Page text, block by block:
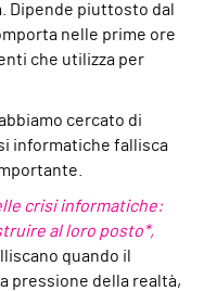
Dipende piuttosto dal
nelle prime ore
che utilizza per
cercato di
informatiche fallisca
crisi informatiche:
al loro posto*,
quando il
pressione della realtà,